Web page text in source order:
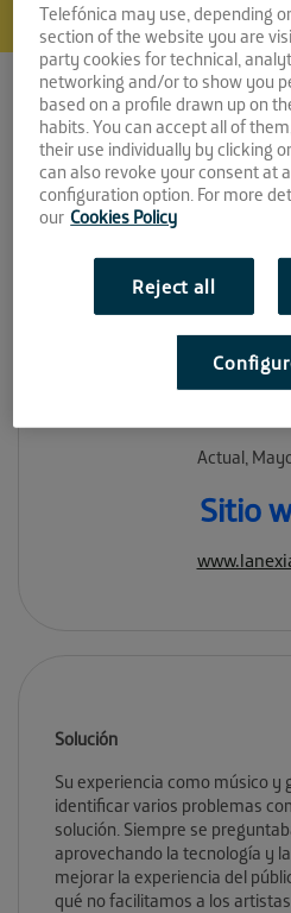
LA
Actual,
Sitio
Solución
Su experiencia como músico
identificar varios problemas
solución. Siempre se
aprovechando la tecnología y
mejorar la experiencia del
qué no facilitamos a los
Telefónica may use, depending
section of the website you are
party cookies for technical,
networking and/or to show you
based on a profile drawn up on
habits. You can accept all of
their use individually by clicking
can also revoke your consent at
configuration option. For more
our Cookies Policy
Reject all